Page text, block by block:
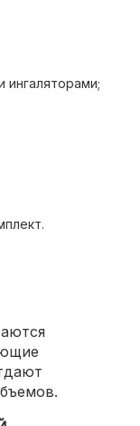
ингаляторами;